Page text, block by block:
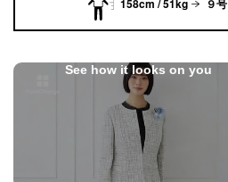
158cm / 51kg ９号
See how it looks on you